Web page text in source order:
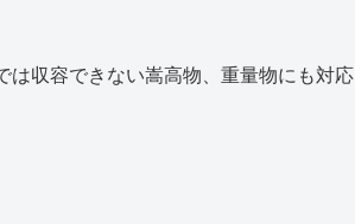
は収容できない嵩高物、重量物にも対応